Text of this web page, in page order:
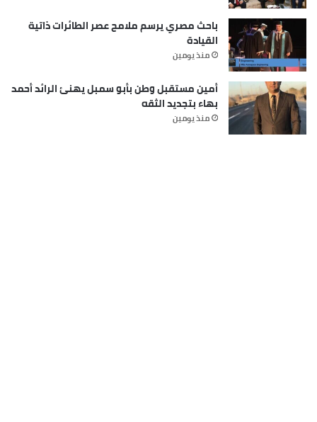
باحث مصري يرسم ملامح عصر الطائرات ذاتية
القيادة
منذ يومين
أمين مستقبل وطن بأبو سمبل يهنئ الرائد أحمد
بهاء بتجديد الثقه
منذ يومين